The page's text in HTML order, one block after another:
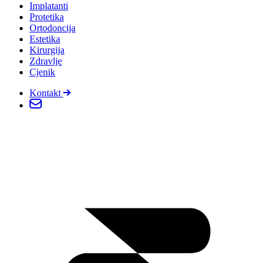
Implatanti
Protetika
Ortodoncija
Estetika
Kirurgija
Zdravlje
Cjenik
Kontakt